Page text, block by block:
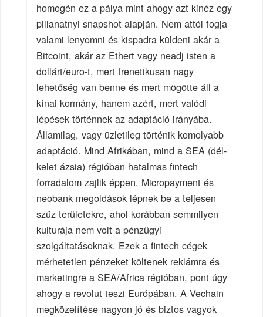
homogén ez a pálya mint ahogy azt kinéz egy
pillanatnyi snapshot alapján. Nem attól fogja
valami lenyomni és kispadra küldeni akár a
Bitcoint, akár az Ethert vagy neadj isten a
dollárt/euro-t, mert frenetikusan nagy
lehetőség van benne és mert mögötte áll a
kínai kormány, hanem azért, mert valódi
lépések történnek az adaptáció irányába.
Államilag, vagy üzletileg történik komolyabb
adaptáció. Mind Afrikában, mind a SEA (dél-
kelet ázsia) régióban hatalmas fintech
forradalom zajlik éppen. Micropayment és
neobank megoldások lépnek be a teljesen
szűz területekre, ahol korábban semmilyen
kulturája nem volt a pénzügyi
szolgáltatásoknak. Ezek a fintech cégek
mérhetetlen pénzeket költenek reklámra és
marketingre a SEA/Africa régióban, pont úgy
ahogy a revolut teszi Európában. A Vechain
megközelítése nagyon jó és biztos vagyok